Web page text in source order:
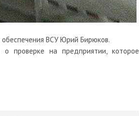
ВСУ Юрий Бирюков.
проверке на предприятии, которое